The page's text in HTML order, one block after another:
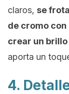
claros, se
de cromo
crear un
aporta un
4.